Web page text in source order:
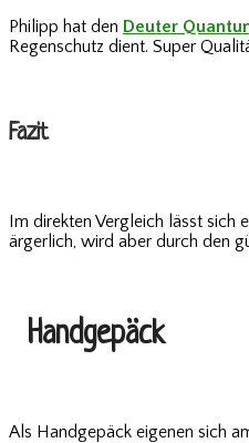
Philipp hat den Deuter
Regenschutz dient. Super
Fazit
Im direkten Vergleich lässt sich
ärgerlich, wird aber durch den
Handgepäck
Als Handgepäck eigenen sich